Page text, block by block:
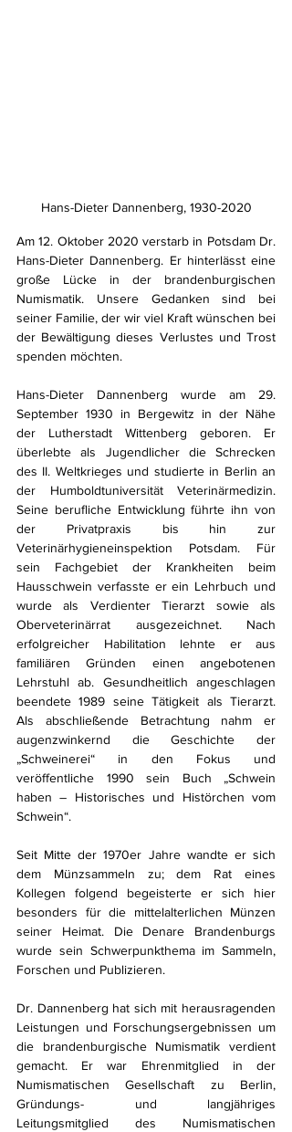
Hans-Dieter Dannenberg, 1930-2020
Am 12. Oktober 2020 verstarb in Potsdam Dr.
Hans-Dieter Dannenberg. Er hinterlässt eine
große Lücke in der brandenburgischen
Numismatik. Unsere Gedanken sind bei
seiner Familie, der wir viel Kraft wünschen bei
der Bewältigung dieses Verlustes und Trost
spenden möchten.
Hans-Dieter Dannenberg wurde am 29.
September 1930 in Bergewitz in der Nähe
der Lutherstadt Wittenberg geboren. Er
überlebte als Jugendlicher die Schrecken
des II. Weltkrieges und studierte in Berlin an
der Humboldtuniversität Veterinärmedizin.
Seine berufliche Entwicklung führte ihn von
der Privatpraxis bis hin zur
Veterinärhygieneinspektion Potsdam. Für
sein Fachgebiet der Krankheiten beim
Hausschwein verfasste er ein Lehrbuch und
wurde als Verdienter Tierarzt sowie als
Oberveterinärrat ausgezeichnet. Nach
erfolgreicher Habilitation lehnte er aus
familiären Gründen einen angebotenen
Lehrstuhl ab. Gesundheitlich angeschlagen
beendete 1989 seine Tätigkeit als Tierarzt.
Als abschließende Betrachtung nahm er
augenzwinkernd die Geschichte der
„Schweinerei“ in den Fokus und
veröffentliche 1990 sein Buch „Schwein
haben – Historisches und Histörchen vom
Schwein“.
Seit Mitte der 1970er Jahre wandte er sich
dem Münzsammeln zu; dem Rat eines
Kollegen folgend begeisterte er sich hier
besonders für die mittelalterlichen Münzen
seiner Heimat. Die Denare Brandenburgs
wurde sein Schwerpunkthema im Sammeln,
Forschen und Publizieren.
Dr. Dannenberg hat sich mit herausragenden
Leistungen und Forschungsergebnissen um
die brandenburgische Numismatik verdient
gemacht. Er war Ehrenmitglied in der
Numismatischen Gesellschaft zu Berlin,
Gründungs- und langjähriges
Leitungsmitglied des Numismatischen